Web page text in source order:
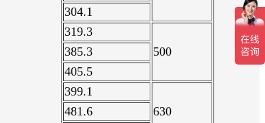
304.1
319.3
500
385.3
405.5
399.1
630
481.6